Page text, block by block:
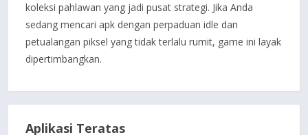
koleksi pahlawan yang jadi pusat strategi. Jika Anda
sedang mencari apk dengan perpaduan idle dan
petualangan piksel yang tidak terlalu rumit, game ini layak
dipertimbangkan.
Aplikasi Teratas